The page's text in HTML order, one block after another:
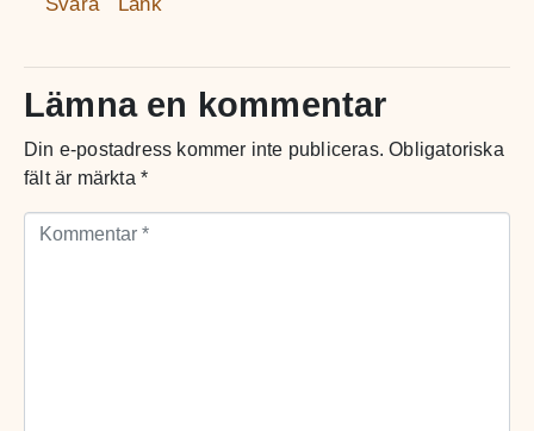
Svara Länk
Lämna en kommentar
Din e-postadress kommer inte publiceras. Obligatoriska
fält är märkta *
Kommentar *